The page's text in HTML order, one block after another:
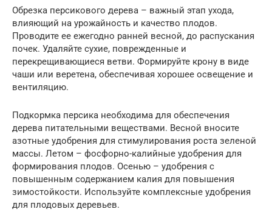
Обрезка персикового дерева – важный этап ухода,
влияющий на урожайность и качество плодов.
Проводите ее ежегодно ранней весной, до распускания
почек. Удаляйте сухие, поврежденные и
перекрещивающиеся ветви. Формируйте крону в виде
чаши или веретена, обеспечивая хорошее освещение и
вентиляцию.
Подкормка персика необходима для обеспечения
дерева питательными веществами. Весной вносите
азотные удобрения для стимулирования роста зеленой
массы. Летом – фосфорно-калийные удобрения для
формирования плодов. Осенью – удобрения с
повышенным содержанием калия для повышения
зимостойкости. Используйте комплексные удобрения
для плодовых деревьев.